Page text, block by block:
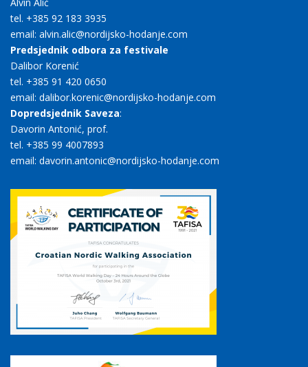
Alvin Alić
tel. +385 92 183 3935
email: alvin.alic@nordijsko-hodanje.com
Predsjednik odbora za festivale
Dalibor Korenić
tel. +385 91 420 0650
email: dalibor.korenic@nordijsko-hodanje.com
Dopredsjednik Saveza:
Davorin Antonić, prof.
tel. +385 99 4007893
email: davorin.antonic@nordijsko-hodanje.com